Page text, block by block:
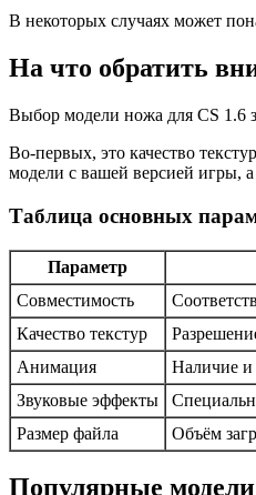
В некоторых случаях может
На что обратить
Выбор модели ножа для CS 1.6
Во-первых, это качество
модели с вашей версией игры,
Таблица основных
Параметр
Совместимость
Качество текстур
Анимация
Наличие и
Звуковые эффекты
Размер файла
Объём
Популярные